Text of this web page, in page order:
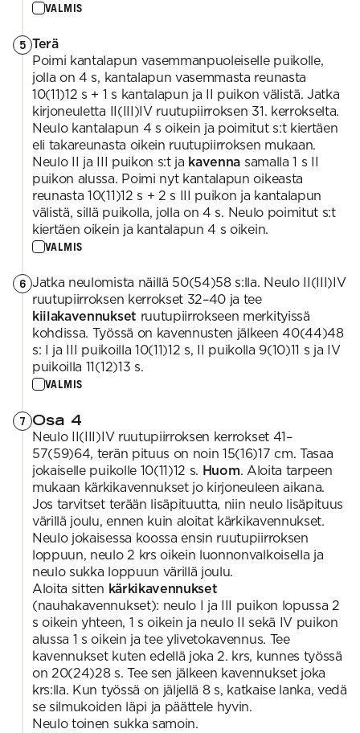
VALMIS
5 Terä
Poimi kantalapun vasemmanpuoleiselle puikolle,
jolla on 4 s, kantalapun vasemmasta reunasta
10(11)12 s + 1 s kantalapun ja II puikon välistä. Jatka
kirjoneuletta II(III)IV ruutupiirroksen 31. kerrokselta.
Neulo kantalapun 4 s oikein ja poimitut s:t kiertäen
eli takareunasta oikein ruutupiirroksen mukaan.
Neulo II ja III puikon s:t ja kavenna samalla 1 s II
puikon alussa. Poimi nyt kantalapun oikeasta
reunasta 10(11)12 s + 2 s III puikon ja kantalapun
välistä, sillä puikolla, jolla on 4 s. Neulo poimitut s:t
kiertäen oikein ja kantalapun 4 s oikein.
VALMIS
6 Jatka neulomista näillä 50(54)58 s:lla. Neulo II(III)IV
ruutupiirroksen kerrokset 32–40 ja tee
kiilakavennukset ruutupiirrokseen merkityissä
kohdissa. Työssä on kavennusten jälkeen 40(44)48
s: I ja III puikoilla 10(11)12 s, II puikolla 9(10)11 s ja IV
puikoilla 11(12)13 s.
VALMIS
7 Osa 4
Neulo II(III)IV ruutupiirroksen kerrokset 41–
57(59)64, terän pituus on noin 15(16)17 cm. Tasaa
jokaiselle puikolle 10(11)12 s. Huom. Aloita tarpeen
mukaan kärkikavennukset jo kirjoneuleen aikana.
Jos tarvitset terään lisäpituutta, niin neulo lisäpituus
värillä joulu, ennen kuin aloitat kärkikavennukset.
Neulo jokaisessa koossa ensin ruutupiirroksen
loppuun, neulo 2 krs oikein luonnonvalkoisella ja
neulo sukka loppuun värillä joulu.
Aloita sitten kärkikavennukset
(nauhakavennukset): neulo I ja III puikon lopussa 2
s oikein yhteen, 1 s oikein ja neulo II sekä IV puikon
alussa 1 s oikein ja tee ylivetokavennus. Tee
kavennukset kuten edellä joka 2. krs, kunnes työssä
on 20(24)28 s. Tee sen jälkeen kavennukset joka
krs:lla. Kun työssä on jäljellä 8 s, katkaise lanka, vedä
se silmukoiden läpi ja päättele hyvin.
Neulo toinen sukka samoin.